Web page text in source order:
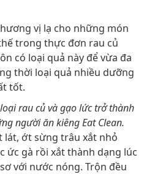
vị lạ cho những món
trong thực đơn rau củ
có loại quả này để vừa đa
thời loại quả nhiều dưỡng
tốt.
rau củ và gạo lức trở thành
người ăn kiêng Eat Clean.
lát, ớt sừng trâu xắt nhỏ
ức gà rồi xắt thành dạng lúc
với nước nóng. Trộn đều